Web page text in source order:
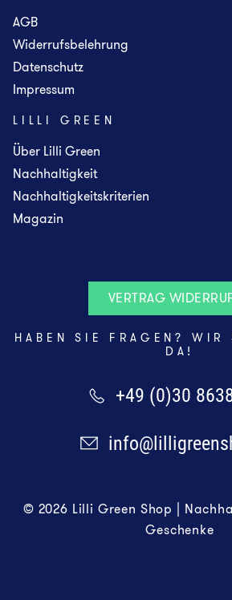
AGB
Widerrufsbelehrung
Datenschutz
Impressum
LILLI GREEN
Über Lilli Green
Nachhaltigkeit
Nachhaltigkeitskriterien
Magazin
VERTRAG
HABEN SIE FRAGEN? WIR
DA!
+49 (0)30
© 2026 Lilli Green Shop |
Geschenke